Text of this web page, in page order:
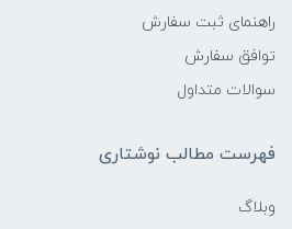
راهنمای ثبت سفارش
توافق سفارش
سوالات متداول
فهرست مطالب نوشتاری
وبلاگ